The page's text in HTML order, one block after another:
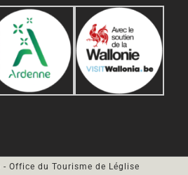
- Office du Tourisme de Léglise